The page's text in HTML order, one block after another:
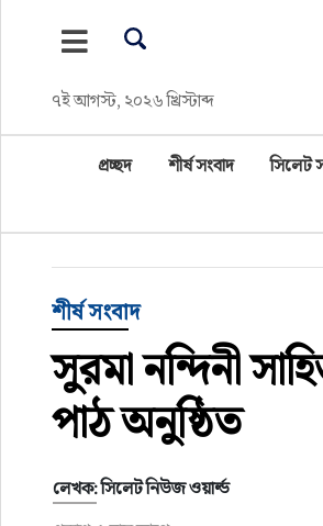
৭ই আগস্ট, ২০২৬ খ্রিস্টাব্দ
আন্তর্জাতিক
গণমাধ্যম
প্রবাস
সারাদেশ
প্রচ্ছদ শীর্ষ সংবাদ সিলেট
শীর্ষ সংবাদ
সুরমা নন্দিনী
পাঠ অনুষ্ঠিত
লেখক: সিলেট নিউজ ওয়ার্ল্ড